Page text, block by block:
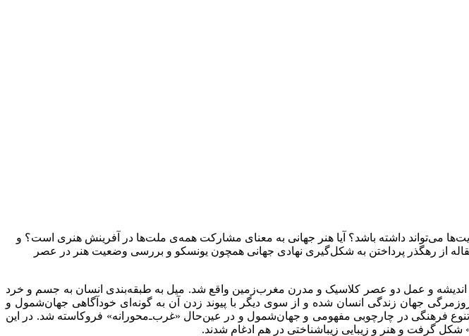
می‌تواند داشته باشد؟ آیا هنر جهانی به معنای مشارکت همه‌ی ملت‌ها در آفرینش هنری است؟ و
از رهگذر پرداختن به شکل‌گیری نهادی جهانی همچون یونسکو و بررسی وضعیت هنر در عصر
اندیشه و عمل دو عصر کلاسیک و مدرن مغرب‌زمین واقع شد. میل به طبقه‌بندی انسان به جسم و خرد
جهان زندگی انسان شده و از سوی دیگر با پیوند زدن آن به گونه‌ای خودآگاهی جهان‌شمول و
تنوع فرهنگی در چارچوبی مفهومی و جهان‌شمول و در عین‌حال «غرب‌ـ‌محورانه» فروکاسته شد. در این
شکل گرفت و هنر و زیبایی زیباشناختی در هم ادغام شدند.